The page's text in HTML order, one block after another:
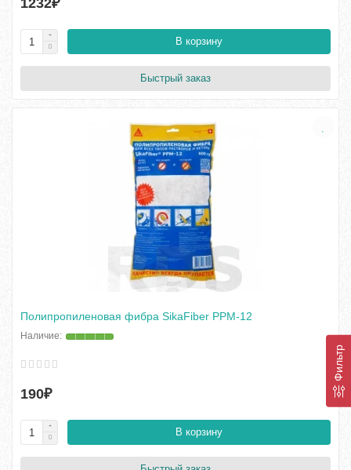
Фильтр
1232₽
В корзину
Быстрый заказ
Полипропиленовая фибра SikaFiber PPM-12
190₽
В корзину